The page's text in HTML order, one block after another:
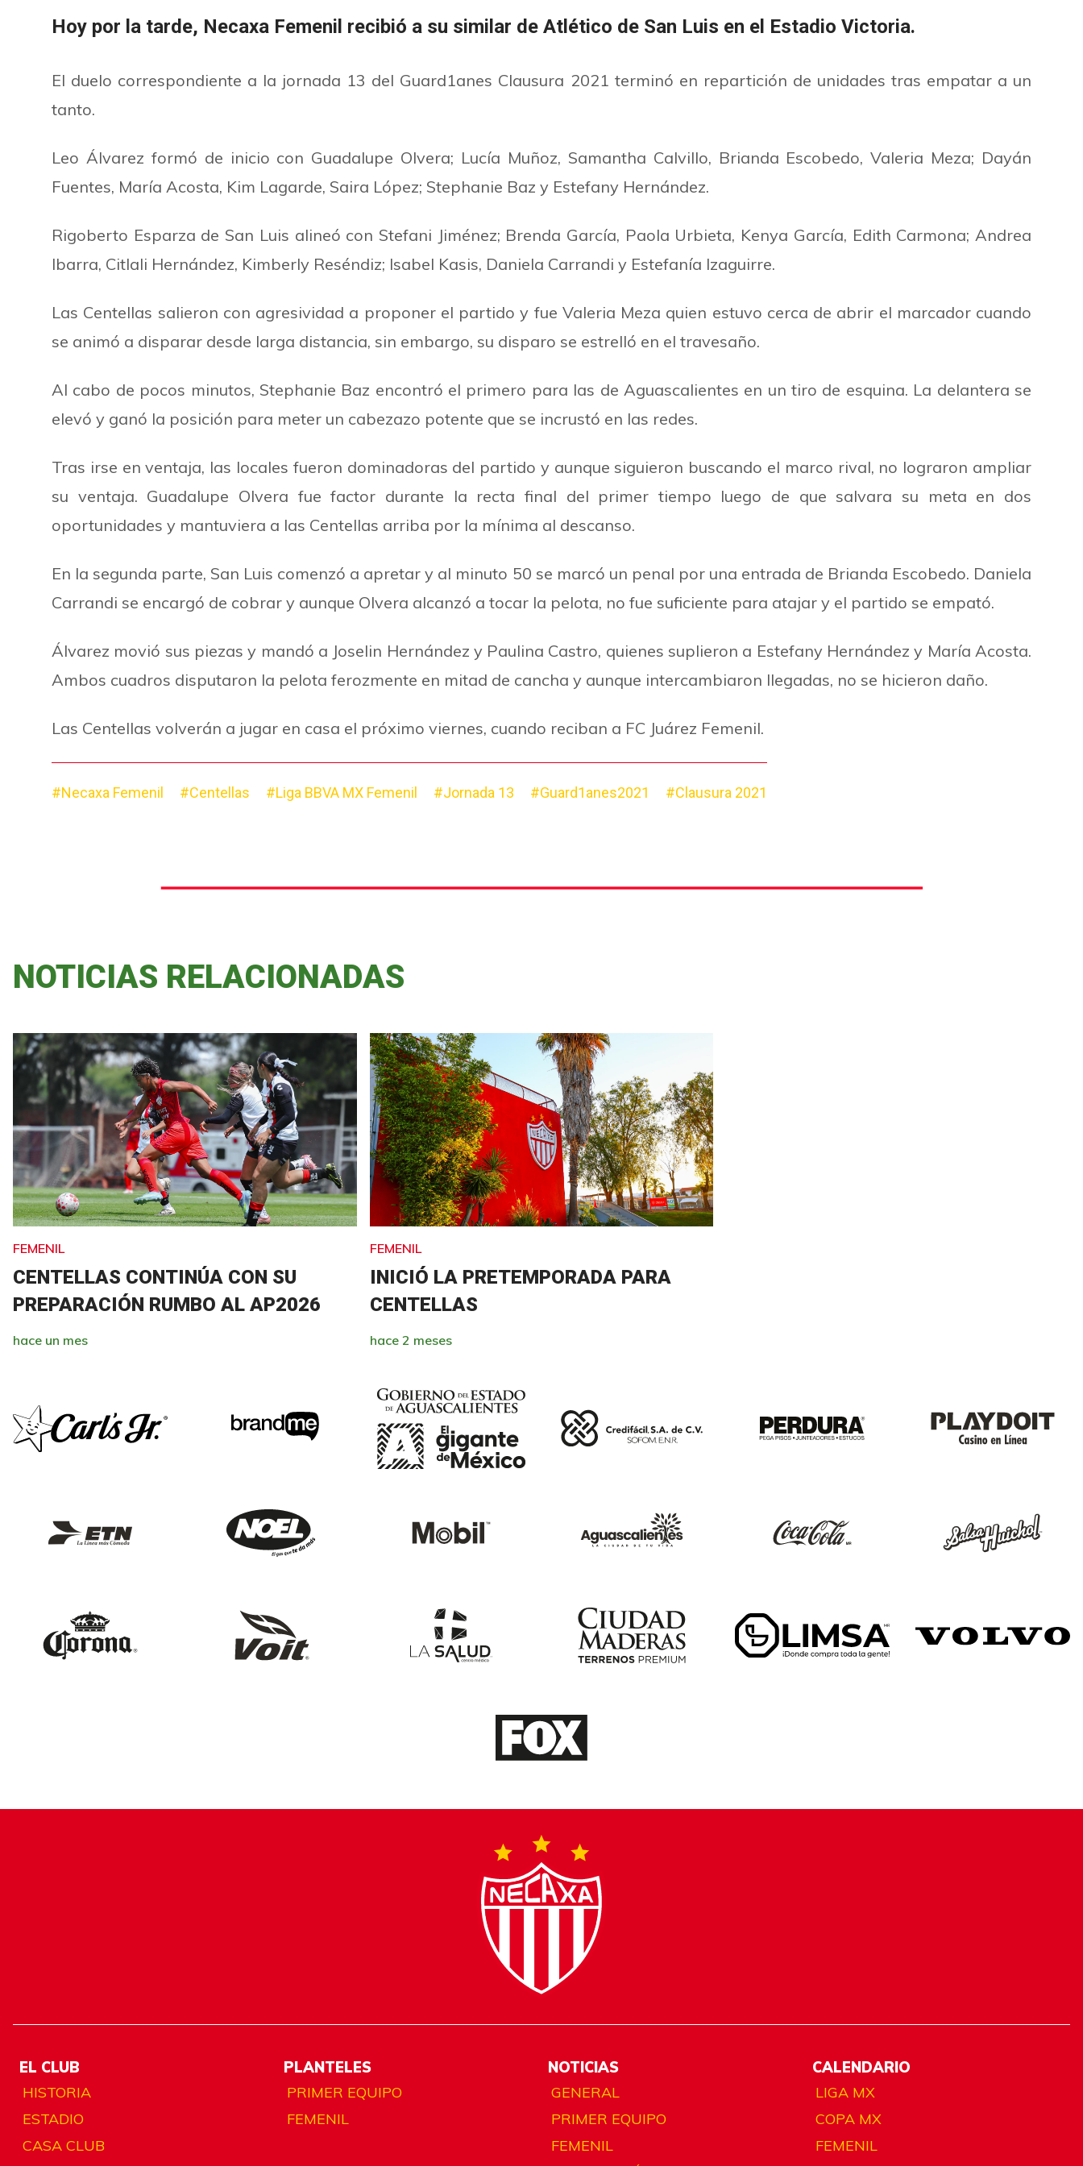
Hoy por la tarde, Necaxa Femenil recibió a su similar de Atlético de San Luis en el Estadio Victoria.
El duelo correspondiente a la jornada 13 del Guard1anes Clausura 2021 terminó en repartición de unidades tras empatar a un
tanto.
Leo Álvarez formó de inicio con Guadalupe Olvera; Lucía Muñoz, Samantha Calvillo, Brianda Escobedo, Valeria Meza; Dayán
Fuentes, María Acosta, Kim Lagarde, Saira López; Stephanie Baz y Estefany Hernández.
Rigoberto Esparza de San Luis alineó con Stefani Jiménez; Brenda García, Paola Urbieta, Kenya García, Edith Carmona; Andrea
Ibarra, Citlali Hernández, Kimberly Reséndiz; Isabel Kasis, Daniela Carrandi y Estefanía Izaguirre.
Las Centellas salieron con agresividad a proponer el partido y fue Valeria Meza quien estuvo cerca de abrir el marcador cuando
se animó a disparar desde larga distancia, sin embargo, su disparo se estrelló en el travesaño.
Al cabo de pocos minutos, Stephanie Baz encontró el primero para las de Aguascalientes en un tiro de esquina. La delantera se
elevó y ganó la posición para meter un cabezazo potente que se incrustó en las redes.
Tras irse en ventaja, las locales fueron dominadoras del partido y aunque siguieron buscando el marco rival, no lograron ampliar
su ventaja. Guadalupe Olvera fue factor durante la recta final del primer tiempo luego de que salvara su meta en dos
oportunidades y mantuviera a las Centellas arriba por la mínima al descanso.
En la segunda parte, San Luis comenzó a apretar y al minuto 50 se marcó un penal por una entrada de Brianda Escobedo. Daniela
Carrandi se encargó de cobrar y aunque Olvera alcanzó a tocar la pelota, no fue suficiente para atajar y el partido se empató.
Álvarez movió sus piezas y mandó a Joselin Hernández y Paulina Castro, quienes suplieron a Estefany Hernández y María Acosta.
Ambos cuadros disputaron la pelota ferozmente en mitad de cancha y aunque intercambiaron llegadas, no se hicieron daño.
Las Centellas volverán a jugar en casa el próximo viernes, cuando reciban a FC Juárez Femenil.
#Necaxa Femenil #Centellas #Liga BBVA MX Femenil #Jornada 13 #Guard1anes2021 #Clausura 2021
NOTICIAS RELACIONADAS
FEMENIL
CENTELLAS CONTINÚA CON SU
PREPARACIÓN RUMBO AL AP2026
hace un mes
FEMENIL
INICIÓ LA PRETEMPORADA PARA
CENTELLAS
hace 2 meses
EL CLUB
HISTORIA
ESTADIO
CASA CLUB
PLANTELES
PRIMER EQUIPO
FEMENIL
NOTICIAS
GENERAL
PRIMER EQUIPO
FEMENIL
CALENDARIO
LIGA MX
COPA MX
FEMENIL